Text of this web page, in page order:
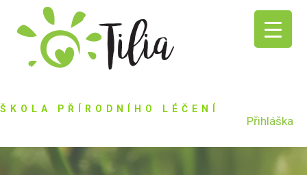
ŠKOLA PŘÍRODNÍHO LÉČENÍ
Přihláška